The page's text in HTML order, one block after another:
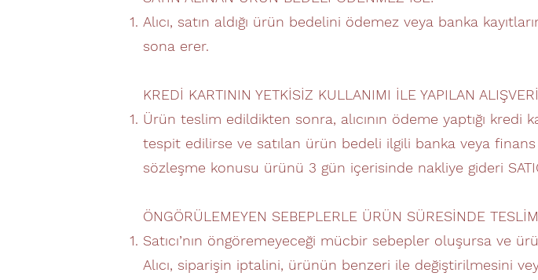
Alıcı, satın aldığı ürün bedelini ödemez veya banka
sona erer.
KREDİ KARTININ YETKİSİZ KULLANIMI İLE YAPILAN
Ürün teslim edildikten sonra, alıcının ödeme yaptığı kredi
tespit edilirse ve satılan ürün bedeli ilgili banka veya finans
sözleşme konusu ürünü 3 gün içerisinde nakliye gideri
ÖNGÖRÜLEMEYEN SEBEPLERLE ÜRÜN SÜRESİNDE
Satıcı’nın öngöremeyeceği mücbir sebepler oluşursa ve
Alıcı, siparişin iptalini, ürünün benzeri ile değiştirilmesini